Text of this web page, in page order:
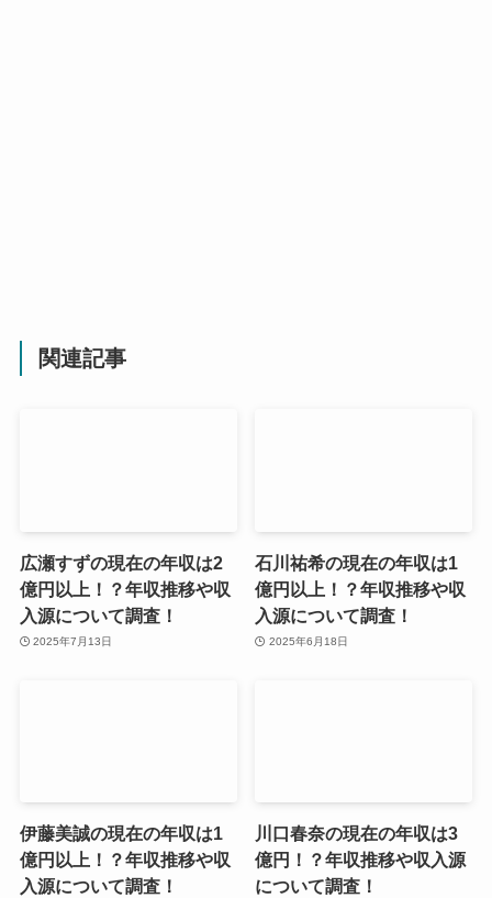
関連記事
広瀬すずの現在の年収は2
億円以上！？年収推移や収
入源について調査！
2025年7月13日
石川祐希の現在の年収は1
億円以上！？年収推移や収
入源について調査！
2025年6月18日
伊藤美誠の現在の年収は1
億円以上！？年収推移や収
入源について調査！
川口春奈の現在の年収は3
億円！？年収推移や収入源
について調査！